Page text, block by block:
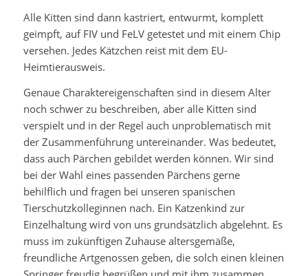
Alle Kitten sind dann kastriert, entwurmt, komplett
geimpft, auf FIV und FeLV getestet und mit einem Chip
versehen. Jedes Kätzchen reist mit dem EU-
Heimtierausweis.
Genaue Charaktereigenschaften sind in diesem Alter
noch schwer zu beschreiben, aber alle Kitten sind
verspielt und in der Regel auch unproblematisch mit
der Zusammenführung untereinander. Was bedeutet,
dass auch Pärchen gebildet werden können. Wir sind
bei der Wahl eines passenden Pärchens gerne
behilflich und fragen bei unseren spanischen
Tierschutzkolleginnen nach. Ein Katzenkind zur
Einzelhaltung wird von uns grundsätzlich abgelehnt. Es
muss im zukünftigen Zuhause altersgemäße,
freundliche Artgenossen geben, die solch einen kleinen